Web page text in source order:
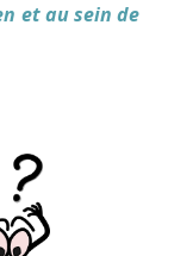
et au sein de